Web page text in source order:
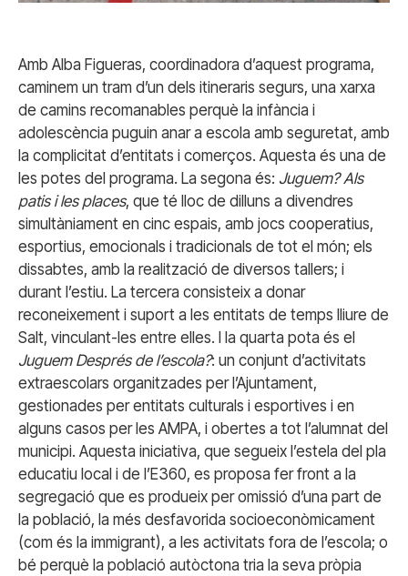
Amb Alba Figueras, coordinadora d’aquest programa,
caminem un tram d’un dels itineraris segurs, una xarxa
de camins recomanables perquè la infància i
adolescència puguin anar a escola amb seguretat, amb
la complicitat d’entitats i comerços. Aquesta és una de
les potes del programa. La segona és: Juguem? Als
patis i les places, que té lloc de dilluns a divendres
simultàniament en cinc espais, amb jocs cooperatius,
esportius, emocionals i tradicionals de tot el món; els
dissabtes, amb la realització de diversos tallers; i
durant l’estiu. La tercera consisteix a donar
reconeixement i suport a les entitats de temps lliure de
Salt, vinculant-les entre elles. I la quarta pota és el
Juguem Després de l’escola?: un conjunt d’activitats
extraescolars organitzades per l’Ajuntament,
gestionades per entitats culturals i esportives i en
alguns casos per les AMPA, i obertes a tot l’alumnat del
municipi. Aquesta iniciativa, que segueix l’estela del pla
educatiu local i de l’E360, es proposa fer front a la
segregació que es produeix per omissió d’una part de
la població, la més desfavorida socioeconòmicament
(com és la immigrant), a les activitats fora de l’escola; o
bé perquè la població autòctona tria la seva pròpia